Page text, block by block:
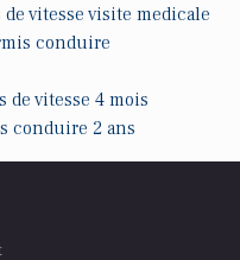
vitesse visite medicale
conduire
de vitesse 4 mois
conduire 2 ans